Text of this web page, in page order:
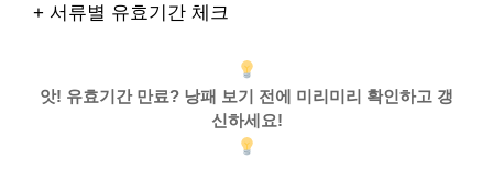
+ 서류별 유효기간 체크
앗! 유효기간 만료? 낭패 보기 전에 미리미리 확인하고 갱
신하세요!